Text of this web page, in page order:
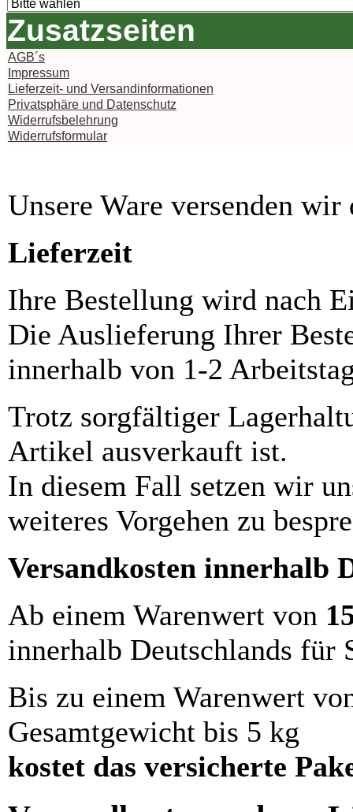
Zusatzseiten
AGB´s
Impressum
Lieferzeit- und Versandinformationen
Privatsphäre und Datenschutz
Widerrufsbelehrung
Widerrufsformular
Unsere Ware versenden
Lieferzeit
Ihre Bestellung wird nach
Die Auslieferung Ihrer
innerhalb von 1-2
Trotz sorgfältiger
Artikel ausverkauft ist.
In diesem Fall setzen wir
weiteres Vorgehen zu
Versandkosten innerhalb
Ab einem Warenwert von
innerhalb Deutschlands für
Bis zu einem Warenwert
Gesamtgewicht bis 5 kg
kostet das versicherte